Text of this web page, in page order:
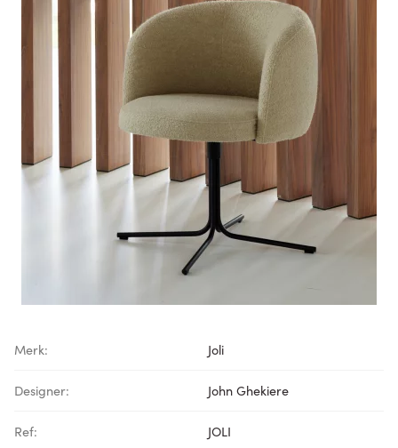
Merk: Joli
Designer: John Ghekiere
Ref: JOLI